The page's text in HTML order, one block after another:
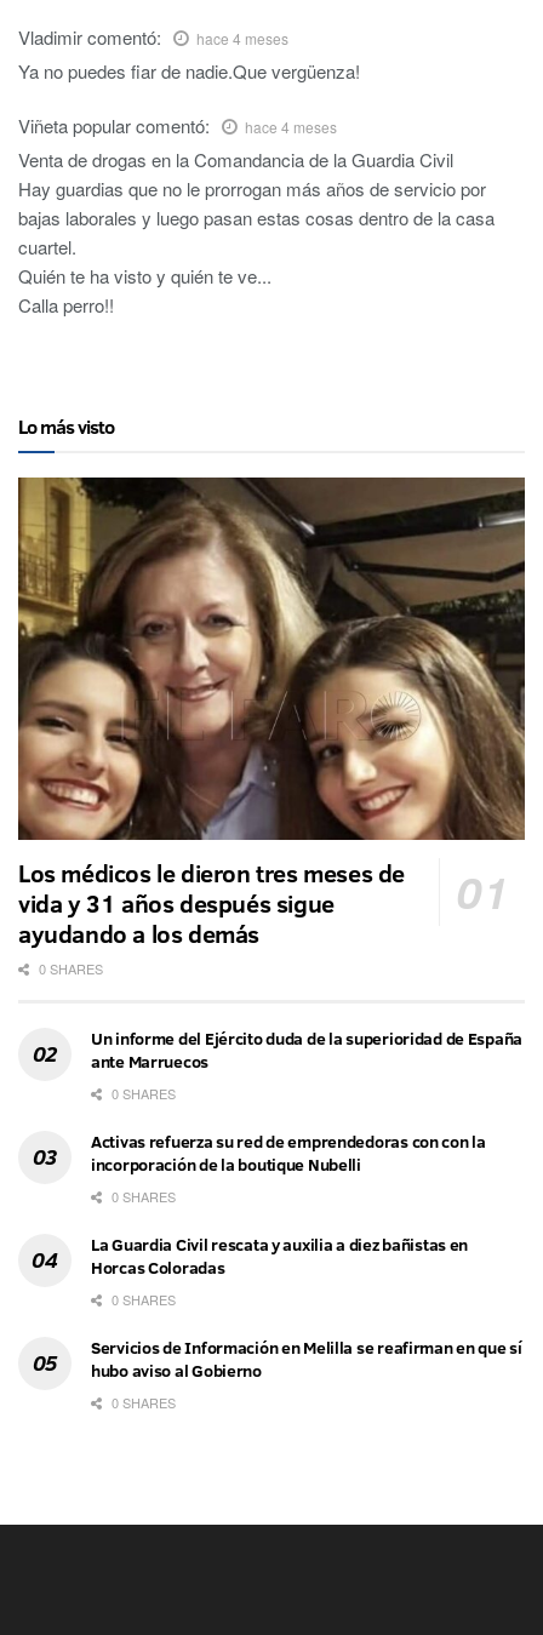
Vladimircomentó: hace 4 meses
Ya no puedes fiar de nadie.Que vergüenza!
Viñeta popularcomentó: hace 4 meses
Venta de drogas en la Comandancia de la Guardia Civil
Hay guardias que no le prorrogan más años de servicio por
bajas laborales y luego pasan estas cosas dentro de la casa
cuartel.
Quién te ha visto y quién te ve...
Calla perro!!
Lo más visto
Los médicos le dieron tres meses de
vida y 31 años después sigue
ayudando a los demás
0 SHARES
Un informe del Ejército duda de la superioridad de España
ante Marruecos
0 SHARES
Activas refuerza su red de emprendedoras con con la
incorporación de la boutique Nubelli
0 SHARES
La Guardia Civil rescata y auxilia a diez bañistas en
Horcas Coloradas
0 SHARES
Servicios de Información en Melilla se reafirman en que sí
hubo aviso al Gobierno
0 SHARES